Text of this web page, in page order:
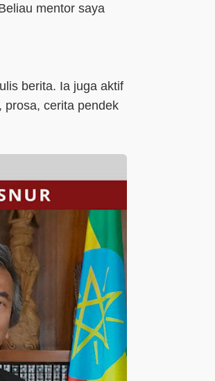
mentor saya
berita. Ia juga aktif
prosa, cerita pendek